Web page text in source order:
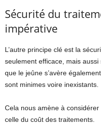
Sécurité du
impérative
L’autre principe clé est la
seulement efficace, mais aussi
que le jeûne s’avère
sont minimes voire inexistants.
Cela nous amène à
celle du coût des traitements.